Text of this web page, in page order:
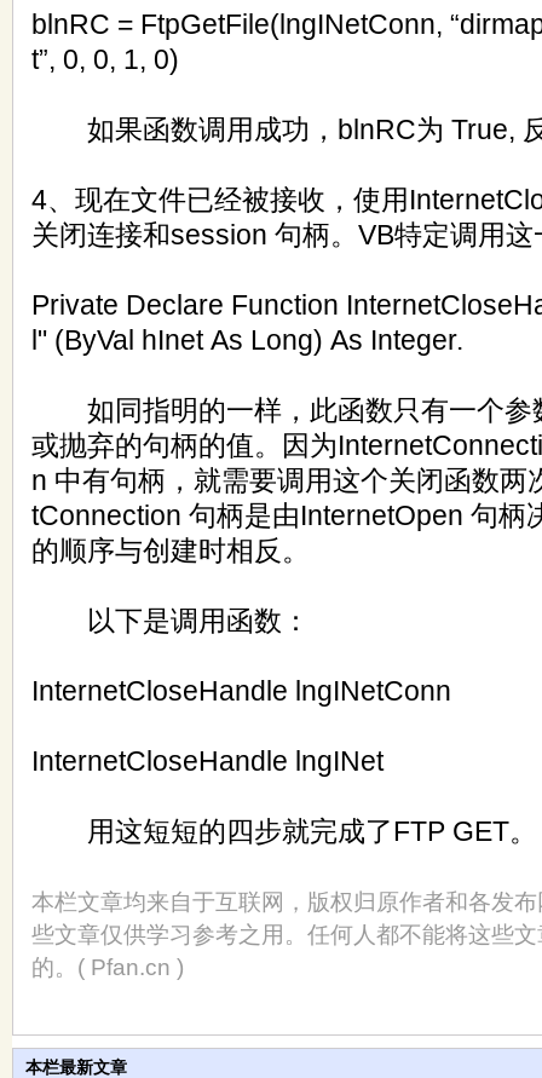
blnRC = FtpGetFile(lngINetConn,
t”, 0, 0, 1, 0)
如果函数调用成功，blnRC为 True,
4、现在文件已经被接收，使用
关闭连接和session 句柄。VB特定调用
Private Declare Function
l" (ByVal hInet As Long) As Integer.
如同指明的一样，此函数只有一个参
或抛弃的句柄的值。因为
n 中有句柄，就需要调用这个关闭函数两
tConnection 句柄是由InternetOpen 句柄
的顺序与创建时相反。
以下是调用函数：
InternetCloseHandle lngINetConn
InternetCloseHandle lngINet
用这短短的四步就完成了FTP GET。
本栏文章均来自于互联网，版权归原作者和各发
些文章仅供学习参考之用。任何人都不能将这些
的。( Pfan.cn )
本栏最新文章